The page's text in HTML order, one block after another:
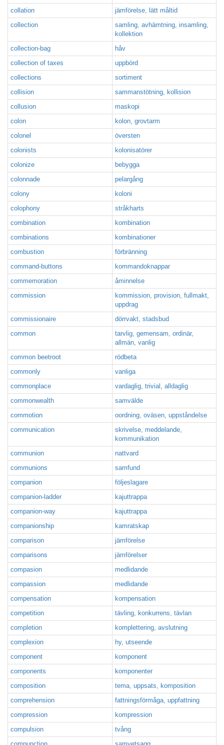
collation
jämförelse, lätt måltid
collection
samling, avhämtning, insamling,
kollektion
collection-bag
håv
collection of taxes
uppbörd
collections
sortiment
collision
sammanstötning, kollision
collusion
maskopi
colon
kolon, grovtarm
colonel
översten
colonists
kolonisatörer
colonize
bebygga
colonnade
pelargång
colony
koloni
colophony
stråkharts
combination
kombination
combinations
kombinationer
combustion
förbränning
command-buttons
kommandoknappar
commemoration
åminnelse
commission
kommission, provision, fullmakt,
uppdrag
commissionaire
dörrvakt, stadsbud
common
tarvlig, gemensam, ordinär,
allmän, vanlig
common beetroot
rödbeta
commonly
vanliga
commonplace
vardaglig, trivial, alldaglig
commonwealth
samvälde
commotion
oordning, oväsen, uppståndelse
communication
skrivelse, meddelande,
kommunikation
communion
nattvard
communions
samfund
companion
följeslagare
companion-ladder
kajuttrappa
companion-way
kajuttrappa
companionship
kamratskap
comparison
jämförelse
comparisons
jämförelser
compasion
medlidande
compassion
medlidande
compensation
kompensation
competition
tävling, konkurrens, tävlan
completion
komplettering, avslutning
complexion
hy, utseende
component
komponent
components
komponenter
composition
tema, uppsats, komposition
comprehension
fattningsförmåga, uppfattning
compression
kompression
compulsion
tvång